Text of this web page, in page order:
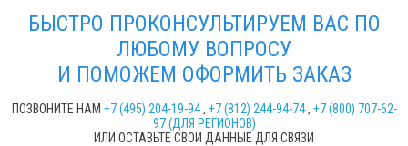
БЫСТРО ПРОКОНСУЛЬТИРУЕМ ВАС ПО
ЛЮБОМУ ВОПРОСУ
И ПОМОЖЕМ ОФОРМИТЬ ЗАКАЗ
ПОЗВОНИТЕ НАМ +7 (495) 204-19-94, +7 (812) 244-94-74, +7 (800) 707-62-
97 (ДЛЯ РЕГИОНОВ)
ИЛИ ОСТАВЬТЕ СВОИ ДАННЫЕ ДЛЯ СВЯЗИ